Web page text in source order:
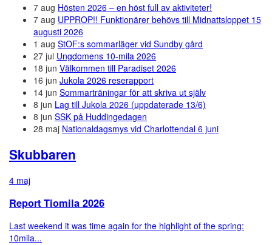
7 aug Hösten 2026 – en höst full av aktiviteter!
7 aug UPPROP!! Funktionärer behövs till Midnattsloppet 15
augusti 2026
1 aug StOF:s sommarläger vid Sundby gård
27 jul Ungdomens 10-mila 2026
18 jun Välkommen till Paradiset 2026
16 jun Jukola 2026 reserapport
14 jun Sommarträningar för att skriva ut själv
8 jun Lag till Jukola 2026 (uppdaterade 13/6)
8 jun SSK på Huddingedagen
28 maj Nationaldagsmys vid Charlottendal 6 juni
Skubbaren
4 maj
Report Tiomila 2026
Last weekend it was time again for the highlight of the spring:
10mila...